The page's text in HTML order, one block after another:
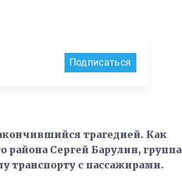
Подписаться
трагедией. Как
района Сергей Барулин, группа
транспорту с пассажирами.